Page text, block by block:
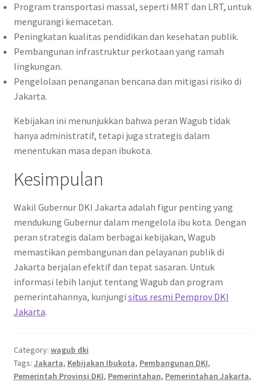
Program transportasi massal, seperti MRT dan LRT, untuk
mengurangi kemacetan.
Peningkatan kualitas pendidikan dan kesehatan publik.
Pembangunan infrastruktur perkotaan yang ramah
lingkungan.
Pengelolaan penanganan bencana dan mitigasi risiko di
Jakarta.
Kebijakan ini menunjukkan bahwa peran Wagub tidak
hanya administratif, tetapi juga strategis dalam
menentukan masa depan ibukota.
Kesimpulan
Wakil Gubernur DKI Jakarta adalah figur penting yang
mendukung Gubernur dalam mengelola ibu kota. Dengan
peran strategis dalam berbagai kebijakan, Wagub
memastikan pembangunan dan pelayanan publik di
Jakarta berjalan efektif dan tepat sasaran. Untuk
informasi lebih lanjut tentang Wagub dan program
pemerintahannya, kunjungi situs resmi Pemprov DKI
Jakarta.
Category: wagub dki
Tags: Jakarta, Kebijakan Ibukota, Pembangunan DKI,
Pemerintah Provinsi DKI, Pemerintahan, Pemerintahan Jakarta,